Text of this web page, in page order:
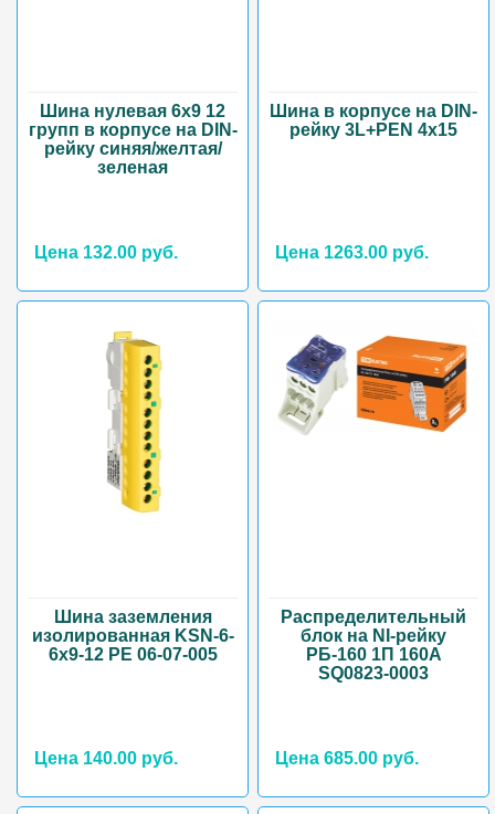
Шина нулевая 6х9 12
групп в корпусе на DIN-
рейку синяя/желтая/
зеленая
Цена 132.00 руб.
Шина в корпусе на DIN-
рейку 3L+PEN 4х15
Цена 1263.00 руб.
Шина заземления
изолированная KSN-6-
6x9-12 PE 06-07-005
Цена 140.00 руб.
Распределительный
блок на NI-рейку
РБ-160 1П 160А
SQ0823-0003
Цена 685.00 руб.